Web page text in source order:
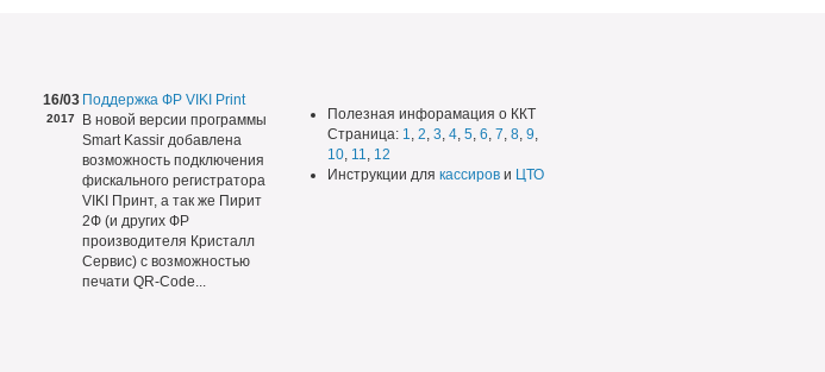
16/03
2017
Поддержка ФР VIKI Print
В новой версии программы
Smart Kassir добавлена
возможность подключения
фискального регистратора
VIKI Принт, а так же Пирит
2Ф (и других ФР
производителя Кристалл
Сервис) с возможностью
печати QR-Code...
Полезная инфорамация о ККТ
Страница: 1, 2, 3, 4, 5, 6, 7, 8, 9,
10, 11, 12
Инструкции для кассиров и ЦТО